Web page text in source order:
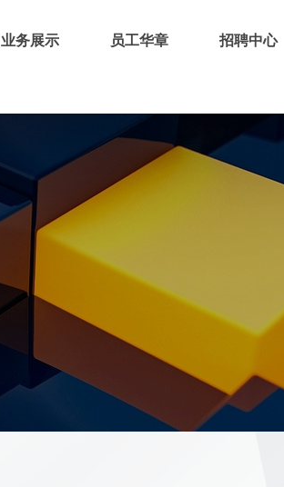
业务展示 员工华章 招聘中心